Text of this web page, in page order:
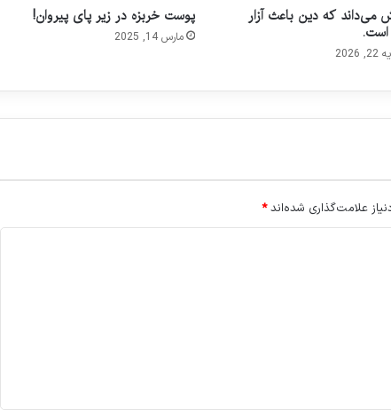
که دین باعث آزار
است.
پوست خربزه در زیر پای پیروان!
مارس 14, 2025
علامت‌گذاری شده‌اند*